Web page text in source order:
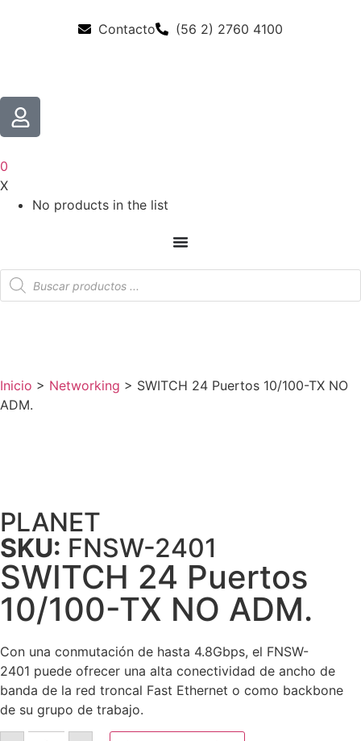
Contacto (56 2) 2760 4100
0
X
No products in the list
Inicio > Networking > SWITCH 24 Puertos 10/100-TX NO
ADM.
PLANET
SKU: FNSW-2401
SWITCH 24 Puertos
10/100-TX NO ADM.
Con una conmutación de hasta 4.8Gbps, el FNSW-
2401 puede ofrecer una alta conectividad de ancho de
banda de la red troncal Fast Ethernet o como backbone
de su grupo de trabajo.